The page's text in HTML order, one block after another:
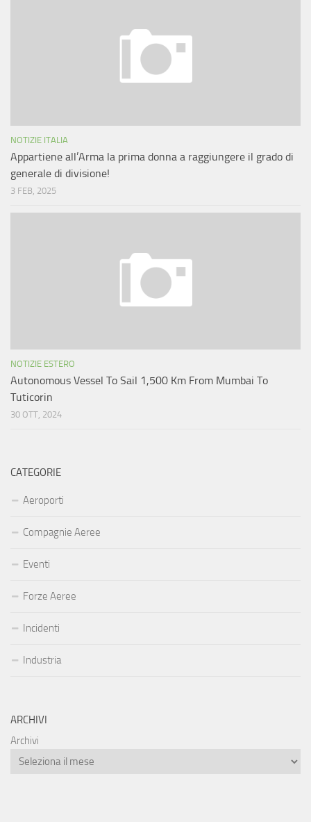
NOTIZIE ITALIA
Appartiene all’Arma la prima donna a raggiungere il grado di
generale di divisione!
3 FEB, 2025
NOTIZIE ESTERO
Autonomous Vessel To Sail 1,500 Km From Mumbai To
Tuticorin
30 OTT, 2024
CATEGORIE
Aeroporti
Compagnie Aeree
Eventi
Forze Aeree
Incidenti
Industria
ARCHIVI
Archivi